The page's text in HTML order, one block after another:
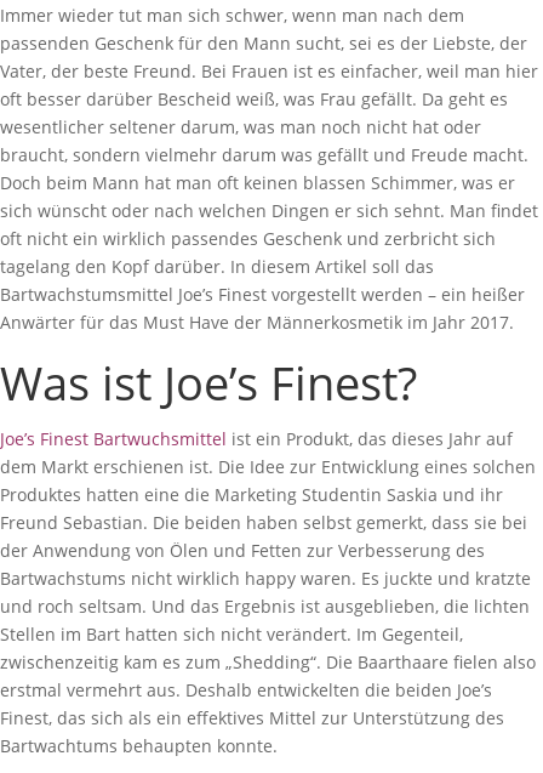
Immer wieder tut man sich schwer, wenn man nach dem
passenden Geschenk für den Mann sucht, sei es der Liebste, der
Vater, der beste Freund. Bei Frauen ist es einfacher, weil man hier
oft besser darüber Bescheid weiß, was Frau gefällt. Da geht es
wesentlicher seltener darum, was man noch nicht hat oder
braucht, sondern vielmehr darum was gefällt und Freude macht.
Doch beim Mann hat man oft keinen blassen Schimmer, was er
sich wünscht oder nach welchen Dingen er sich sehnt. Man findet
oft nicht ein wirklich passendes Geschenk und zerbricht sich
tagelang den Kopf darüber. In diesem Artikel soll das
Bartwachstumsmittel Joe’s Finest vorgestellt werden – ein heißer
Anwärter für das Must Have der Männerkosmetik im Jahr 2017.
Was ist Joe’s Finest?
Joe’s Finest Bartwuchsmittel ist ein Produkt, das dieses Jahr auf
dem Markt erschienen ist. Die Idee zur Entwicklung eines solchen
Produktes hatten eine die Marketing Studentin Saskia und ihr
Freund Sebastian. Die beiden haben selbst gemerkt, dass sie bei
der Anwendung von Ölen und Fetten zur Verbesserung des
Bartwachstums nicht wirklich happy waren. Es juckte und kratzte
und roch seltsam. Und das Ergebnis ist ausgeblieben, die lichten
Stellen im Bart hatten sich nicht verändert. Im Gegenteil,
zwischenzeitig kam es zum „Shedding“. Die Baarthaare fielen also
erstmal vermehrt aus. Deshalb entwickelten die beiden Joe’s
Finest, das sich als ein effektives Mittel zur Unterstützung des
Bartwachtums behaupten konnte.